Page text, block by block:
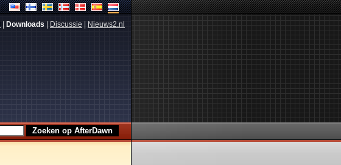
Downloads Discussie Nieuws2.nl